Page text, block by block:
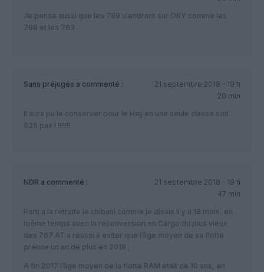
Je pense aussi que les 789 viendront sur ORY comme les
788 et les 763
Sans préjugés a commenté :
21 septembre 2018 - 19 h
20 min
Il aura pu le conserver pour le Hajj en une seule classe soit
525 pax ! !!!!!!!
NDR a commenté :
21 septembre 2018 - 19 h
47 min
Parti a la retraite le chibani comme je disais il y a 18 mois, en
même temps avec la reconversion en Cargo du plus vieux
des 767 AT a réussi à eviter que l’âge moyen de sa flotte
prenne un an de plus en 2018 ;
A fin 2017 l’âge moyen de la flotte RAM était de 10 ans, en